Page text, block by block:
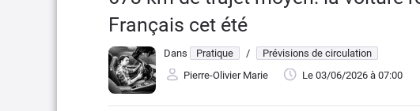
Français cet été
Dans Pratique /
Prévisions de circulation
Pierre-Olivier Marie
Le 03/06/2026 à 07:00